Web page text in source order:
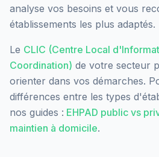
analyse vos besoins et vous
établissements les plus adaptés.
Le CLIC (Centre Local
Coordination) de votre secteur
orienter dans vos démarches.
différences entre les types
nos guides : EHPAD public vs
maintien à domicile.